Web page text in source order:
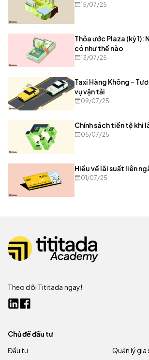
15/07/25
Thỏa ước Plaza (kỳ 1):
có như thế nào
13/07/25
Taxi Hàng Không –
vụ vận tải
09/07/25
Chính sách tiền tệ khi
05/07/25
Hiểu về lãi suất liên
01/07/25
Theo dõi Tititada ngay!
Chủ đề đầu tư
Đầu tư
Quản lý gia